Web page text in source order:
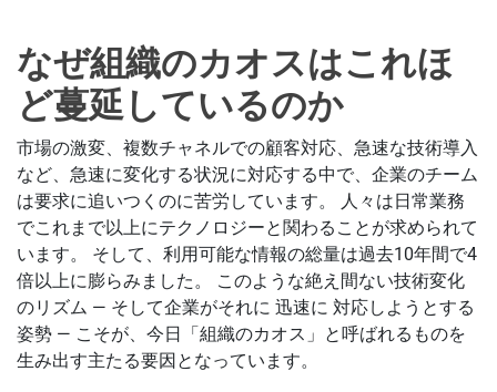
なぜ組織のカオスはこれほ
ど蔓延しているのか
市場の激変、複数チャネルでの顧客対応、急速な技術導入
など、急速に変化する状況に対応する中で、企業のチーム
は要求に追いつくのに苦労しています。 人々は日常業務
でこれまで以上にテクノロジーと関わることが求められて
います。 そして、利用可能な情報の総量は過去10年間で4
倍以上に膨らみました。 このような絶え間ない技術変化
のリズム — そして企業がそれに 迅速に 対応しようとする
姿勢 — こそが、今日「組織のカオス」と呼ばれるものを
生み出す主たる要因となっています。